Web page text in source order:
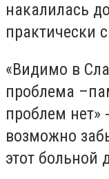
накалилась
практически
«Видимо в
проблема
проблем нет»
возможно
этот больной